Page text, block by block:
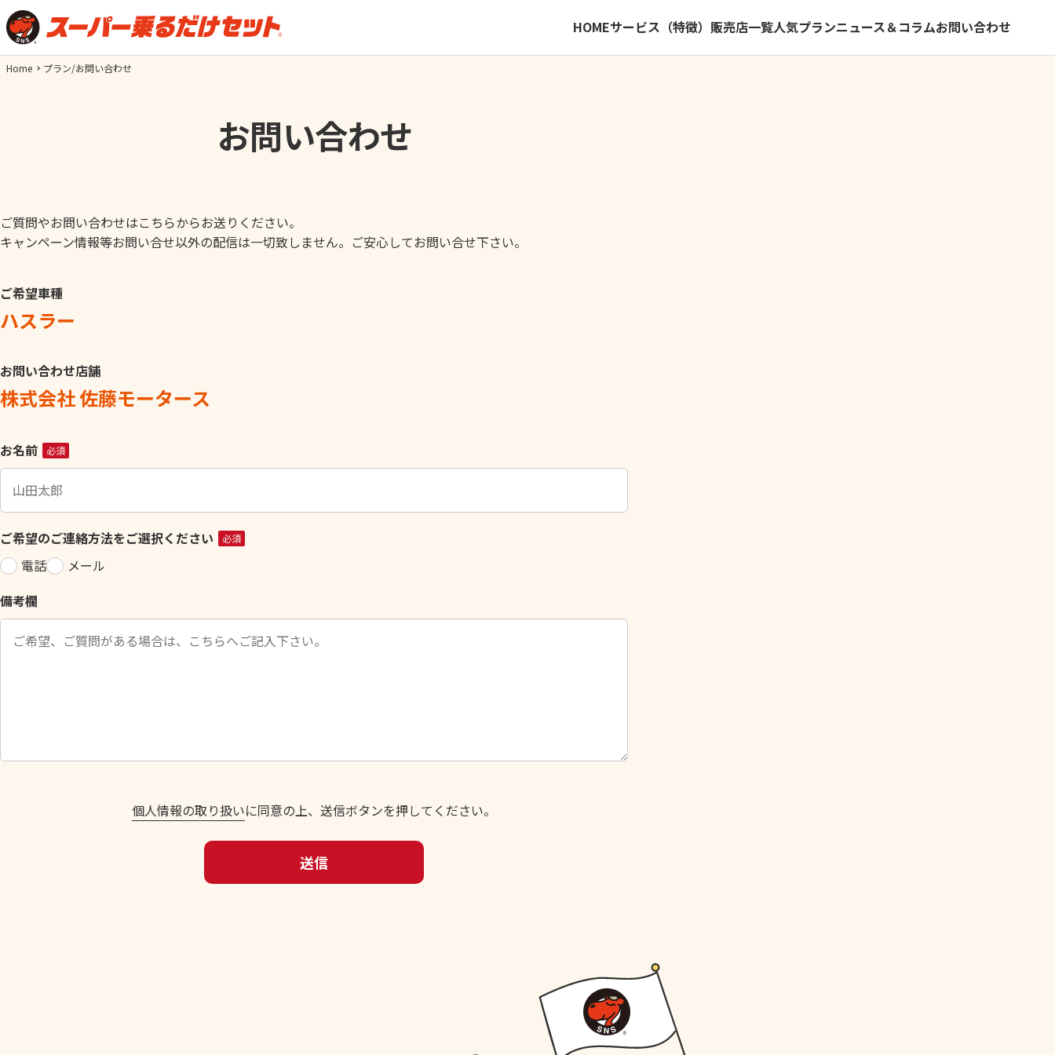
HOMEサービス（特徴） 販売店一覧人気プランニュース＆コラムお問い合わせ
Home プラン/お問い合わせ
お問い合わせ
ご質問やお問い合わせはこちらからお送りください。
キャンペーン情報等お問い合せ以外の配信は一切致しません。ご安心してお問い合せ下さい。
ご希望車種
ハスラー
お問い合わせ店舗
株式会社 佐藤モータース
こ
の
ィ
ー
ル
ド
空
の
だ
お名前 必須
ご希望のご連絡方法をご選択ください 必須
電話
メール
備考欄
個人情報の取り扱いに同意の上、送信ボタンを押してください。